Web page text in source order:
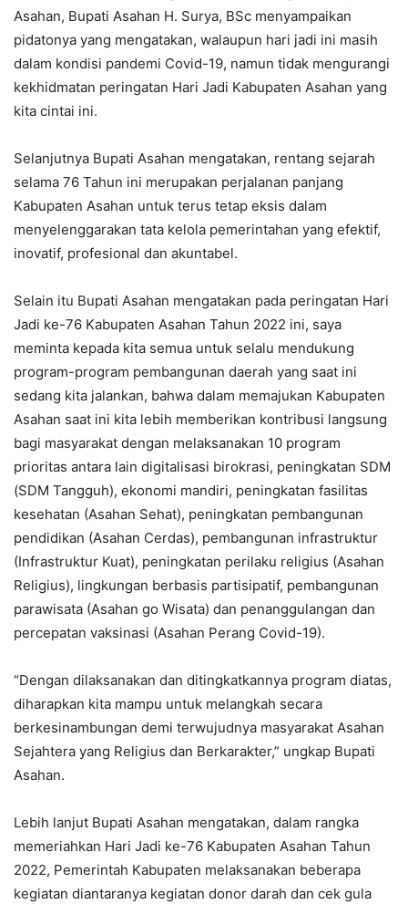
Asahan, Bupati Asahan H. Surya, BSc menyampaikan
pidatonya yang mengatakan, walaupun hari jadi ini masih
dalam kondisi pandemi Covid-19, namun tidak mengurangi
kekhidmatan peringatan Hari Jadi Kabupaten Asahan yang
kita cintai ini.
Selanjutnya Bupati Asahan mengatakan, rentang sejarah
selama 76 Tahun ini merupakan perjalanan panjang
Kabupaten Asahan untuk terus tetap eksis dalam
menyelenggarakan tata kelola pemerintahan yang efektif,
inovatif, profesional dan akuntabel.
Selain itu Bupati Asahan mengatakan pada peringatan Hari
Jadi ke-76 Kabupaten Asahan Tahun 2022 ini, saya
meminta kepada kita semua untuk selalu mendukung
program-program pembangunan daerah yang saat ini
sedang kita jalankan, bahwa dalam memajukan Kabupaten
Asahan saat ini kita lebih memberikan kontribusi langsung
bagi masyarakat dengan melaksanakan 10 program
prioritas antara lain digitalisasi birokrasi, peningkatan SDM
(SDM Tangguh), ekonomi mandiri, peningkatan fasilitas
kesehatan (Asahan Sehat), peningkatan pembangunan
pendidikan (Asahan Cerdas), pembangunan infrastruktur
(Infrastruktur Kuat), peningkatan perilaku religius (Asahan
Religius), lingkungan berbasis partisipatif, pembangunan
parawisata (Asahan go Wisata) dan penanggulangan dan
percepatan vaksinasi (Asahan Perang Covid-19).
“Dengan dilaksanakan dan ditingkatkannya program diatas,
diharapkan kita mampu untuk melangkah secara
berkesinambungan demi terwujudnya masyarakat Asahan
Sejahtera yang Religius dan Berkarakter,” ungkap Bupati
Asahan.
Lebih lanjut Bupati Asahan mengatakan, dalam rangka
memeriahkan Hari Jadi ke-76 Kabupaten Asahan Tahun
2022, Pemerintah Kabupaten melaksanakan beberapa
kegiatan diantaranya kegiatan donor darah dan cek gula